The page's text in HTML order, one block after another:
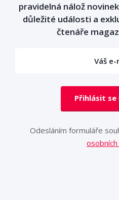
pravidelná nálož
důležité události a
čtenáře
Přihlásit
Odesláním formuláře